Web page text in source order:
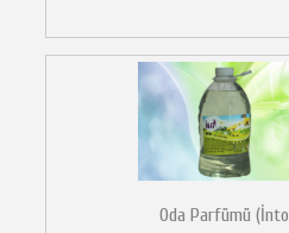
Oda Parfümü